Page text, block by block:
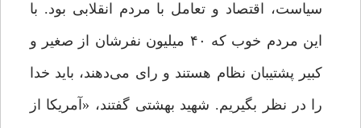
سیاست، اقتصاد و تعامل با مردم انقلابی بود. با
این مردم خوب که ۴۰ میلیون نفرشان از صغیر و
کبیر پشتیبان نظام هستند و رای می‌دهند، باید خدا
را در نظر بگیریم. شهید بهشتی گفتند، «آمریکا از